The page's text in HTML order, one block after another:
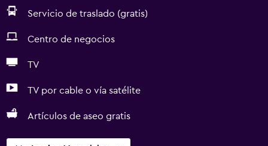
Servicio de traslado (gratis)
Centro de negocios
TV
TV por cable o vía satélite
Artículos de aseo gratis